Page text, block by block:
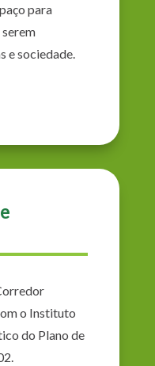
para
e sociedade.
o Instituto
do Plano de